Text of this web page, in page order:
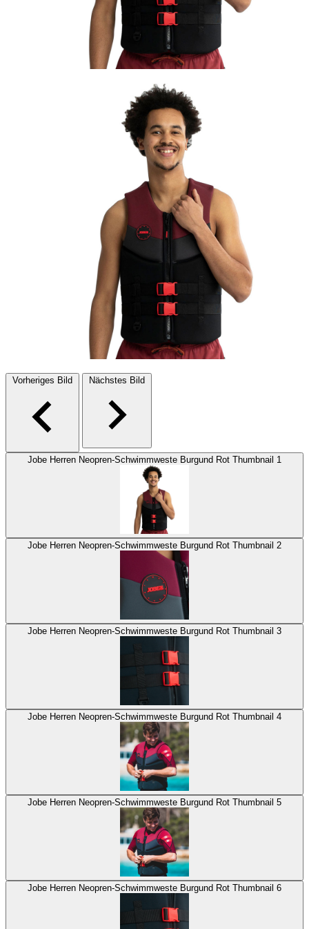
Vorheriges Bild Nächstes Bild
Jobe Herren Neopren-Schwimmweste Burgund Rot Thumbnail 1
Jobe Herren Neopren-Schwimmweste Burgund Rot Thumbnail 2
Jobe Herren Neopren-Schwimmweste Burgund Rot Thumbnail 3
Jobe Herren Neopren-Schwimmweste Burgund Rot Thumbnail 4
Jobe Herren Neopren-Schwimmweste Burgund Rot Thumbnail 5
Jobe Herren Neopren-Schwimmweste Burgund Rot Thumbnail 6